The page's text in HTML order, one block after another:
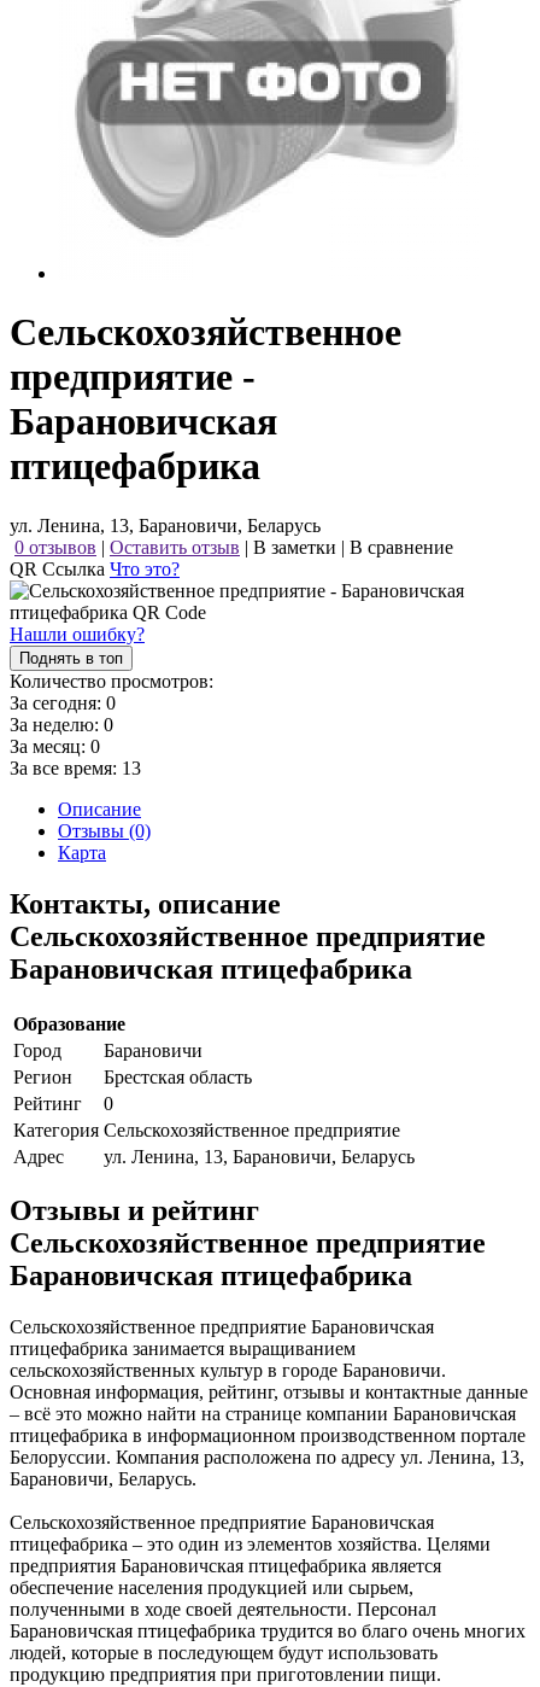
Сельскохозяйственное
предприятие -
Барановичская
птицефабрика
ул. Ленина, 13, Барановичи, Беларусь
0 отзывов | Оставить отзыв | В заметки | В сравнение
QR Ссылка Что это?
Нашли ошибку?
Поднять в топ
Количество просмотров:
За сегодня: 0
За неделю: 0
За месяц: 0
За все время: 13
Описание
Отзывы (0)
Карта
Контакты, описание
Сельскохозяйственное предприятие
Барановичская птицефабрика
Образование
Город
Барановичи
Регион
Брестская область
Рейтинг
0
Категория Сельскохозяйственное предприятие
Адрес
ул. Ленина, 13, Барановичи, Беларусь
Отзывы и рейтинг
Сельскохозяйственное предприятие
Барановичская птицефабрика
Сельскохозяйственное предприятие Барановичская
птицефабрика занимается выращиванием
сельскохозяйственных культур в городе Барановичи.
Основная информация, рейтинг, отзывы и контактные данные
– всё это можно найти на странице компании Барановичская
птицефабрика в информационном производственном портале
Белоруссии. Компания расположена по адресу ул. Ленина, 13,
Барановичи, Беларусь.
Сельскохозяйственное предприятие Барановичская
птицефабрика – это один из элементов хозяйства. Целями
предприятия Барановичская птицефабрика является
обеспечение населения продукцией или сырьем,
полученными в ходе своей деятельности. Персонал
Барановичская птицефабрика трудится во благо очень многих
людей, которые в последующем будут использовать
продукцию предприятия при приготовлении пищи.